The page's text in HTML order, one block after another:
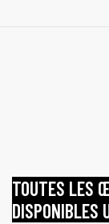
TOUTES LES
DISPONIBLES